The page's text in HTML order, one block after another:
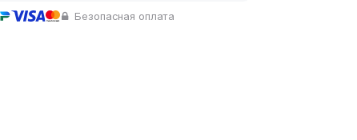
Безопасная оплата